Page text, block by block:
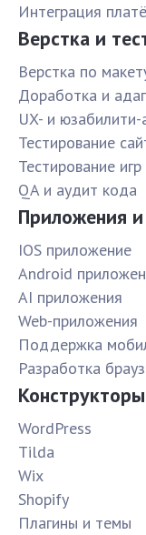
Интеграция
Верстка и
Верстка по
Доработка и
UX- и юзабилити-
Тестирование
Тестирование игр
QA и аудит кода
Приложения
IOS приложение
Android
AI приложения
Web-приложения
Поддержка
Разработка
WordPress
Tilda
Wix
Shopify
Плагины и темы